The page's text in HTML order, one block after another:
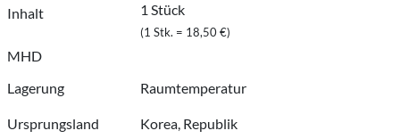
Inhalt 1 Stück
(1 Stk. = 18,50 €)
MHD
Lagerung
Raumtemperatur
Ursprungsland Korea, Republik